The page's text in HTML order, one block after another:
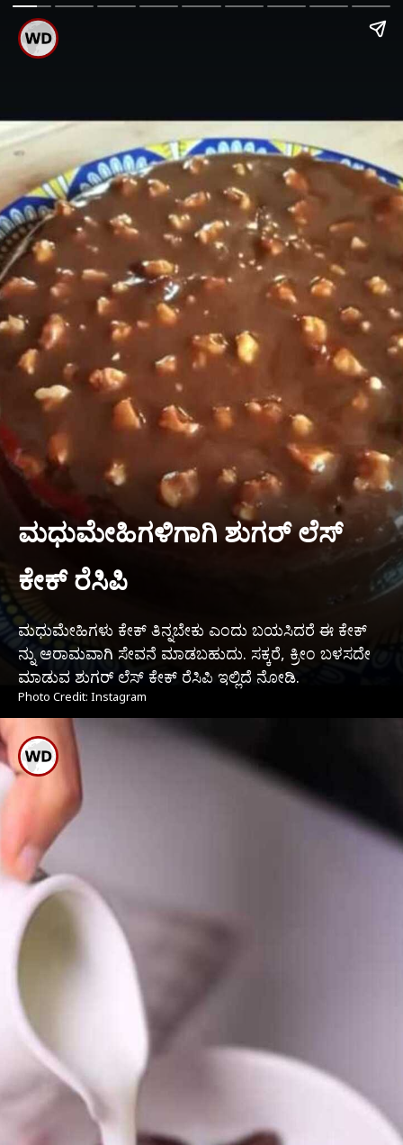
ಮಧುಮೇಹಿಗಳಿಗಾಗಿ ಶುಗರ್ ಲೆಸ್
ಕೇಕ್ ರೆಸಿಪಿ
ಮಧುಮೇಹಿಗಳು ಕೇಕ್ ತಿನ್ನಬೇಕು ಎಂದು ಬಯಸಿದರೆ ಈ ಕೇಕ್
ನ್ನು ಆರಾಮವಾಗಿ ಸೇವನೆ ಮಾಡಬಹುದು. ಸಕ್ಕರೆ, ಕ್ರೀಂ ಬಳಸದೇ
ಮಾಡುವ ಶುಗರ್ ಲೆಸ್ ಕೇಕ್ ರೆಸಿಪಿ ಇಲ್ಲಿದೆ ನೋಡಿ.
Photo Credit: Instagram